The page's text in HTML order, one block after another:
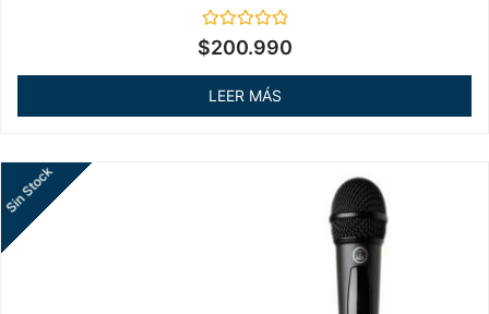
Valorado
en
de
$200.990
LEER MÁS
Sin Stock